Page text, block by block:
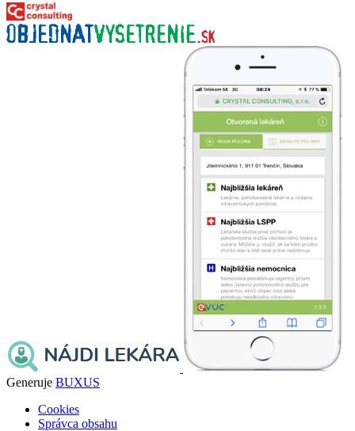
Generuje BUXUS
Cookies
Správca obsahu